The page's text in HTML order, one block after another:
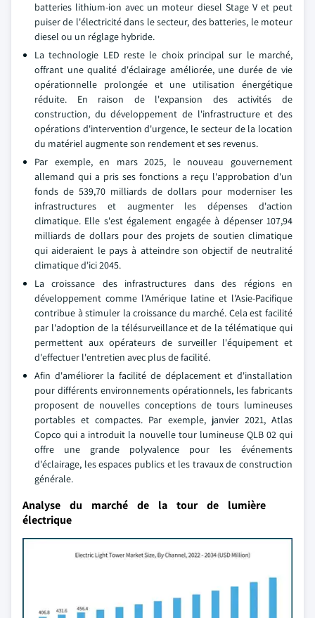
batteries lithium-ion avec un moteur diesel Stage V et peut
puiser de l'électricité dans le secteur, des batteries, le moteur
diesel ou un réglage hybride.
La technologie LED reste le choix principal sur le marché,
offrant une qualité d'éclairage améliorée, une durée de vie
opérationnelle prolongée et une utilisation énergétique
réduite. En raison de l'expansion des activités de
construction, du développement de l'infrastructure et des
opérations d'intervention d'urgence, le secteur de la location
du matériel augmente son rendement et ses revenus.
Par exemple, en mars 2025, le nouveau gouvernement
allemand qui a pris ses fonctions a reçu l'approbation d'un
fonds de 539,70 milliards de dollars pour moderniser les
infrastructures et augmenter les dépenses d'action
climatique. Elle s'est également engagée à dépenser 107,94
milliards de dollars pour des projets de soutien climatique
qui aideraient le pays à atteindre son objectif de neutralité
climatique d'ici 2045.
La croissance des infrastructures dans des régions en
développement comme l'Amérique latine et l'Asie-Pacifique
contribue à stimuler la croissance du marché. Cela est facilité
par l'adoption de la télésurveillance et de la télématique qui
permettent aux opérateurs de surveiller l'équipement et
d'effectuer l'entretien avec plus de facilité.
Afin d'améliorer la facilité de déplacement et d'installation
pour différents environnements opérationnels, les fabricants
proposent de nouvelles conceptions de tours lumineuses
portables et compactes. Par exemple, janvier 2021, Atlas
Copco qui a introduit la nouvelle tour lumineuse QLB 02 qui
offre une grande polyvalence pour les événements
d'éclairage, les espaces publics et les travaux de construction
générale.
Analyse du marché de la tour de lumière
électrique